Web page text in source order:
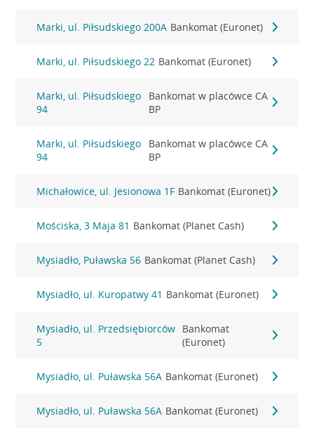
Marki, ul. Piłsudskiego 200A Bankomat (Euronet)
Marki, ul. Piłsudskiego 22 Bankomat (Euronet)
Marki, ul. Piłsudskiego
94
Bankomat w placówce CA
BP
Marki, ul. Piłsudskiego
94
Bankomat w placówce CA
BP
Michałowice, ul. Jesionowa 1F Bankomat (Euronet)
Mościska, 3 Maja 81 Bankomat (Planet Cash)
Mysiadło, Puławska 56 Bankomat (Planet Cash)
Mysiadło, ul. Kuropatwy 41 Bankomat (Euronet)
Mysiadło, ul. Przedsiębiorców
5
Bankomat
(Euronet)
Mysiadło, ul. Puławska 56A Bankomat (Euronet)
Mysiadło, ul. Puławska 56A Bankomat (Euronet)